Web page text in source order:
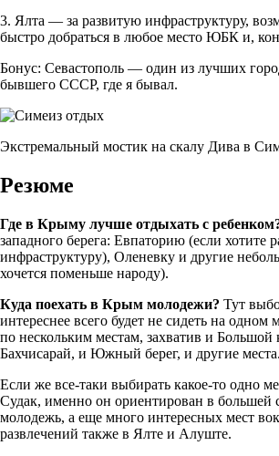
3. Ялта — за развитую инфраструктуру,
быстро добраться в любое место ЮБК и,
Бонус: Севастополь — один из лучших
бывшего СССР, где я бывал.
Экстремальный мостик на скалу Дива в
Резюме
Где в Крыму лучше отдыхать с
западного берега: Евпаторию (если хотите
инфраструктуру), Оленевку и другие
хочется поменьше народу).
Куда поехать в Крым молодежи? Тут
интереснее всего будет не сидеть на одном
по нескольким местам, захватив и
Бахчисарай, и Южный берег, и другие места.
Если же все-таки выбирать какое-то одно
Судак, именно он ориентирован в большей
молодежь, а еще много интересных мест
развлечений также в Ялте и Алуште.